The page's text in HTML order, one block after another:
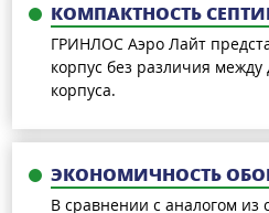
КОМПАКТНОСТЬ
ГРИНЛОС Аэро Лайт
корпус без различия
корпуса.
ЭКОНОМИЧНОСТЬ
В сравнении с аналогом из